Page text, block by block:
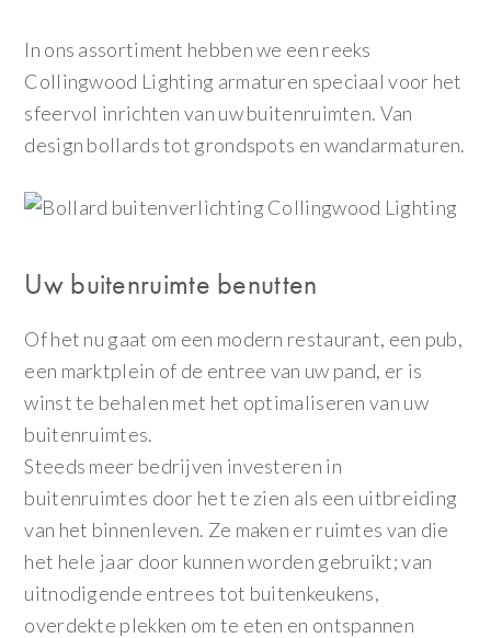
In ons assortiment hebben we een reeks
Collingwood Lighting armaturen speciaal voor het
sfeervol inrichten van uw buitenruimten. Van
design bollards tot grondspots en wandarmaturen.
Uw buitenruimte benutten
Of het nu gaat om een modern restaurant, een pub,
een marktplein of de entree van uw pand, er is
winst te behalen met het optimaliseren van uw
buitenruimtes.
Steeds meer bedrijven investeren in
buitenruimtes door het te zien als een uitbreiding
van het binnenleven. Ze maken er ruimtes van die
het hele jaar door kunnen worden gebruikt; van
uitnodigende entrees tot buitenkeukens,
overdekte plekken om te eten en ontspannen